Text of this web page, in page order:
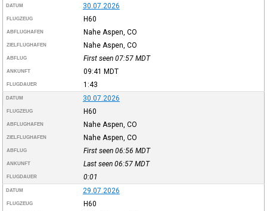
DATUM 30.07.2026
FLUGZEUG H60
ABFLUGHAFEN Nahe Aspen, CO
ZIELFLUGHAFEN Nahe Aspen, CO
ABFLUG First seen 07:57 MDT
ANKUNFT 09:41 MDT
FLUGDAUER 1:43
DATUM 30.07.2026
FLUGZEUG H60
ABFLUGHAFEN Nahe Aspen, CO
ZIELFLUGHAFEN Nahe Aspen, CO
ABFLUG First seen 06:56 MDT
ANKUNFT Last seen 06:57 MDT
FLUGDAUER 0:01
DATUM 29.07.2026
FLUGZEUG H60